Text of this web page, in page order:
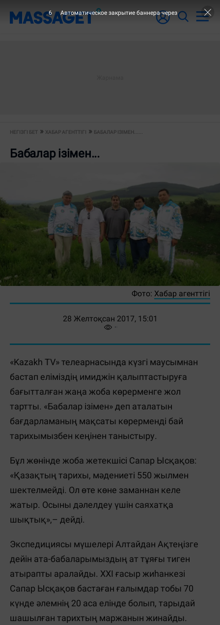
НЕГІЗГІ БЕТ ХАБАР АГЕНТТІГІ БАБАЛАР ІЗІМЕН......
Бабалар ізімен...
Фото: Хабар агенттігі
28 Желтоқсан 2017, 15:01
«Kazakh TV» телеарнасында күзгі маусымнан
бастап еліміздің имиджін қалыптастыруға
бағытталған жаңа жоба көрерменге жол
тартты. «Бабалар ізімен» деп аталатын
бағдарламаның мақсаты көрерменді бай
тарихымызбен кеңінен таныстыру.
Бұл жөнінде жоба жетекшісі Сапар Ысқақов:
«Қазақтың тарихы, мәдениеті 550 жылмен
шектелмейді. Ол өте көне заманнан келе
жатыр. Осыны дәлелдеу үшін саяхатқа
шықтық»,– дейді.
Экспедициясы мүшелері Алтайдан Ақтеңізге
дейін ата-бабаларымыздың ат тұяғы тиген
атырапты аралайды. ХХІ ғасыр жиһанкезі
Сапар Ысқақов бастаған ғалымдар тобы 70
күнде әлемнің 20 аса елінде болып, тарыдай
шашылған тарихтың маржанын жинайды.
5 Автоматическое закрытие баннера через